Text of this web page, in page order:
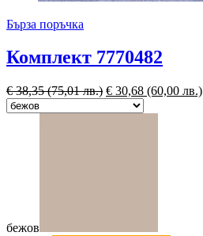
Бърза поръчка
Комплект 7770482
€38,35(75,01 лв.) € 30,68 (60,00 лв.)
бежов